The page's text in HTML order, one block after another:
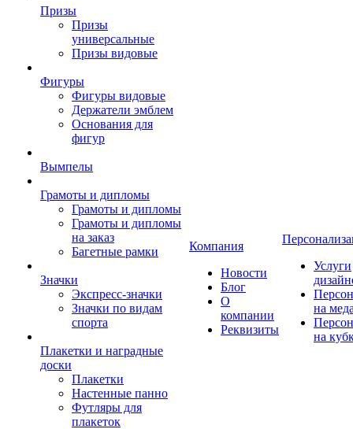
Призы
Призы
универсальные
Призы видовые
Фигуры
Фигуры видовые
Держатели эмблем
Основания для
фигур
Вымпелы
Грамоты и дипломы
Грамоты и дипломы
Грамоты и дипломы
на заказ
Багетные рамки
Значки
Экспресс-значки
Значки по видам
спорта
Плакетки и наградные
доски
Плакетки
Настенные панно
Футляры для
плакеток
Компания
Новости
Блог
О
компании
Реквизиты
Услуги
на
на